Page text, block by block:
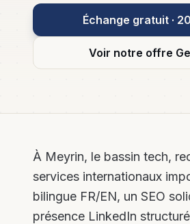
& IA
Plus de leads,
Email
Social
Media B2B
LinkedIn,
Instagram,
Tech &
Échange gratuit ·
Voir notre offre
À Meyrin, le bassin tech,
services internationaux
bilingue FR/EN, un SEO
présence LinkedIn